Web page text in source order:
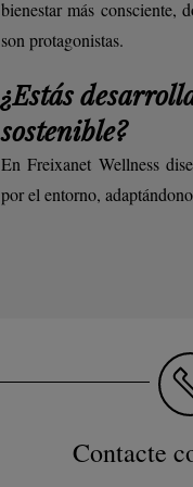
bienestar más consciente,
son protagonistas.
¿Estás
sostenible?
En Freixanet Wellness
por el entorno,
Contacte